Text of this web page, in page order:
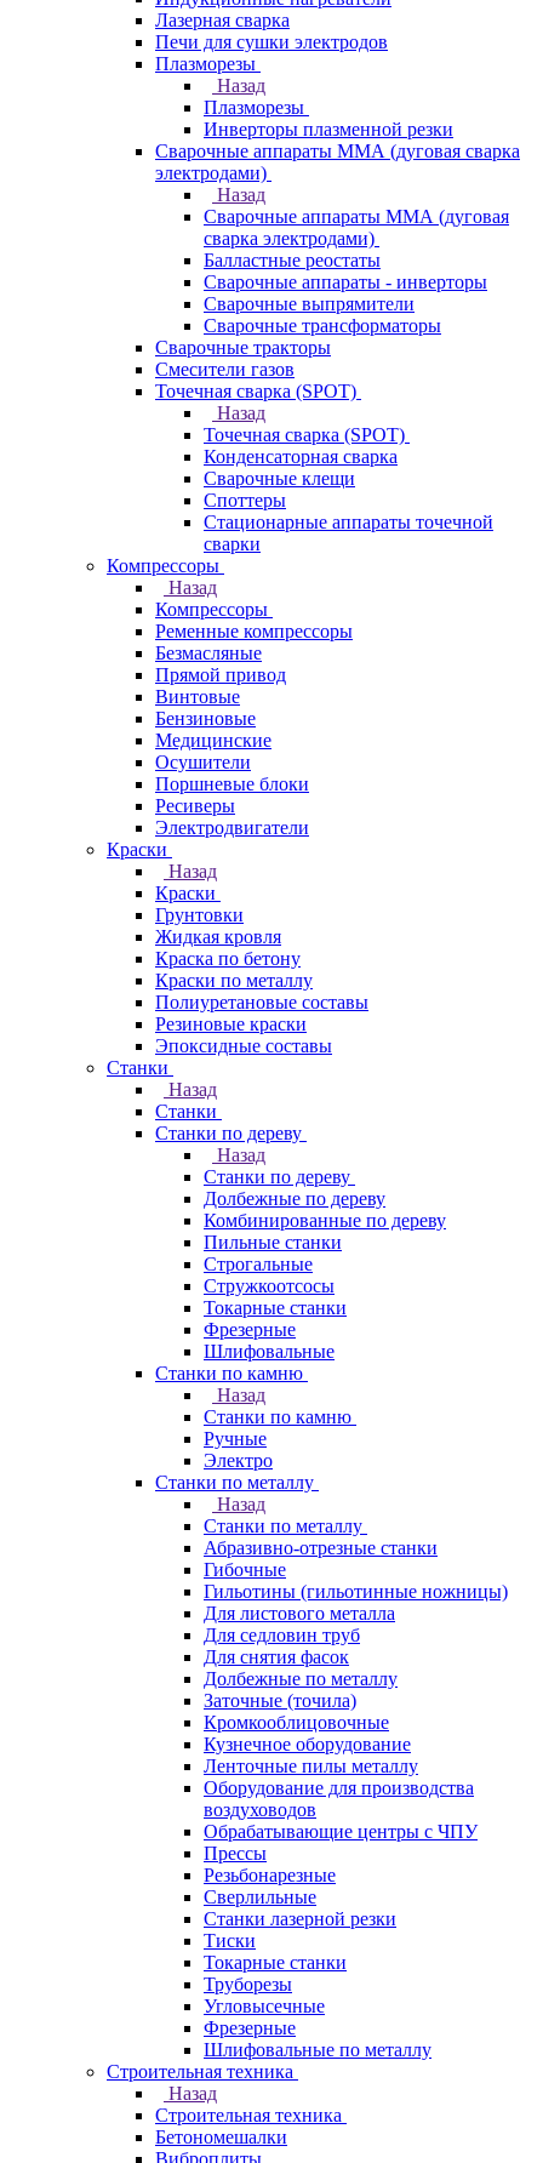
Лазерная сварка
Печи для сушки электродов
Плазморезы
Назад
Плазморезы
Инверторы плазменной резки
Сварочные аппараты ММА (дуговая сварка
электродами)
Назад
Сварочные аппараты ММА (дуговая
сварка электродами)
Балластные реостаты
Сварочные аппараты - инверторы
Сварочные выпрямители
Сварочные трансформаторы
Сварочные тракторы
Смесители газов
Точечная сварка (SPOT)
Назад
Точечная сварка (SPOT)
Конденсаторная сварка
Сварочные клещи
Споттеры
Стационарные аппараты точечной
сварки
Компрессоры
Назад
Компрессоры
Ременные компрессоры
Безмасляные
Прямой привод
Винтовые
Бензиновые
Медицинские
Осушители
Поршневые блоки
Ресиверы
Электродвигатели
Краски
Назад
Краски
Грунтовки
Жидкая кровля
Краска по бетону
Краски по металлу
Полиуретановые составы
Резиновые краски
Эпоксидные составы
Станки
Назад
Станки
Станки по дереву
Назад
Станки по дереву
Долбежные по дереву
Комбинированные по дереву
Пильные станки
Строгальные
Стружкоотсосы
Токарные станки
Фрезерные
Шлифовальные
Станки по камню
Назад
Станки по камню
Ручные
Электро
Станки по металлу
Назад
Станки по металлу
Абразивно-отрезные станки
Гибочные
Гильотины (гильотинные ножницы)
Для листового металла
Для седловин труб
Для снятия фасок
Долбежные по металлу
Заточные (точила)
Кромкооблицовочные
Кузнечное оборудование
Ленточные пилы металлу
Оборудование для производства
воздуховодов
Обрабатывающие центры с ЧПУ
Прессы
Резьбонарезные
Сверлильные
Станки лазерной резки
Тиски
Токарные станки
Труборезы
Угловысечные
Фрезерные
Шлифовальные по металлу
Строительная техника
Назад
Строительная техника
Бетономешалки
Виброплиты